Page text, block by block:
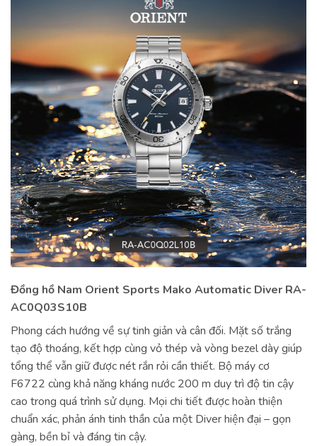
Đồng hồ Nam Orient Sports Mako Automatic Diver RA-
AC0Q03S10B
Phong cách hướng về sự tinh giản và cân đối. Mặt số trắng
tạo độ thoáng, kết hợp cùng vỏ thép và vòng bezel dày giúp
tổng thể vẫn giữ được nét rắn rỏi cần thiết. Bộ máy cơ
F6722 cùng khả năng kháng nước 200 m duy trì độ tin cậy
cao trong quá trình sử dụng. Mọi chi tiết được hoàn thiện
chuẩn xác, phản ánh tinh thần của một Diver hiện đại – gọn
gàng, bền bỉ và đáng tin cậy.